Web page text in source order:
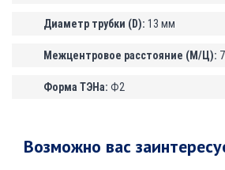
Диаметр трубки (D): 13 мм
Межцентровое расстояние (М/Ц):
Форма ТЭНа: Ф2
Возможно вас